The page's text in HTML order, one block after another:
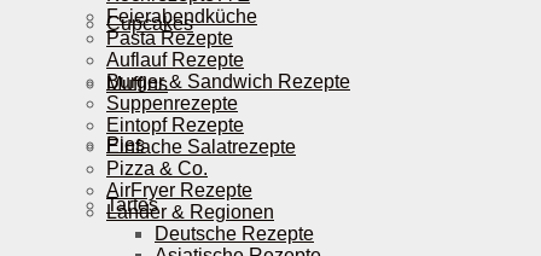
Cupcakes
Muffins
Pies
Tartes
Feierabendküche
Pasta Rezepte
Auflauf Rezepte
Burger & Sandwich Rezepte
Suppenrezepte
Eintopf Rezepte
Einfache Salatrezepte
Pizza & Co.
AirFryer Rezepte
Länder & Regionen
Deutsche Rezepte